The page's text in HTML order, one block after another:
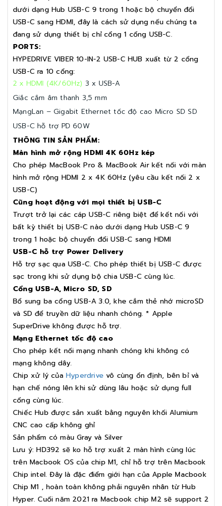
dưới dạng Hub USB-C 9 trong 1 hoặc bộ chuyển đổi
USB-C sang HDMI, đây là cách sử dụng nếu chúng ta
đang sử dụng thiết bị chỉ cổng 1 cổng USB-C.
PORTS:
HYPEDRIVE VIBER 10-IN-2 USB-C HUB xuất từ 2 cổng
USB-C ra 10 cổng:
2 x HDMI (4K/60Hz) 3 x USB-A
Giắc cắm âm thanh 3,5 mm
MạngLan – Gigabit Ethernet tốc độ cao Micro SD SD
USB-C hỗ trợ PD 60W
THÔNG TIN SẢN PHẨM:
Màn hình mở rộng HDMI 4K 60Hz kép
Cho phép MacBook Pro & MacBook Air kết nối với màn
hình mở rộng HDMI 2 x 4K 60Hz (yêu cầu kết nối 2 x
USB-C)
Cũng hoạt động với mọi thiết bị USB-C
Trượt trở lại các cáp USB-C riêng biệt để kết nối với
bất kỳ thiết bị USB-C nào dưới dạng Hub USB-C 9
trong 1 hoặc bộ chuyển đổi USB-C sang HDMI
USB-C hỗ trợ Power Delivery
Hỗ trợ sạc qua USB-C. Cho phép thiết bị USB-C được
sạc trong khi sử dụng bộ chia USB-C cùng lúc.
Cổng USB-A, Micro SD, SD
Bổ sung ba cổng USB-A 3.0, khe cắm thẻ nhớ microSD
và SD để truyền dữ liệu nhanh chóng. * Apple
SuperDrive không được hỗ trợ.
Mạng Ethernet tốc độ cao
Cho phép kết nối mạng nhanh chóng khi không có
mạng không dây.
Chip xử lý của Hyperdrive vô cùng ổn định, bên bỉ và
hạn chế nóng lên khi sử dùng lâu hoặc sử dụng full
cổng cùng lúc.
Chiếc Hub được sản xuất bằng nguyên khối Alumium
CNC cao cấp không ghỉ
Sản phẩm có màu Gray và Silver
Lưu ý: HD392 sẽ ko hỗ trợ xuất 2 màn hình cùng lúc
trên Macbook OS của chip M1, chỉ hỗ trợ trên Macbook
Chip intel. Đây là đặc điểm giới hạn của Apple Macbook
Chip M1 , hoàn toàn không phải nguyên nhân từ Hub
Hyper. Cuối năm 2021 ra Macbook chip M2 sẽ support 2